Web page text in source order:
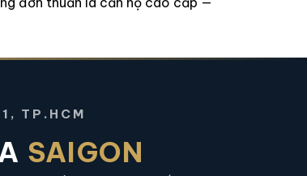
1, TP.HCM
SAIGON